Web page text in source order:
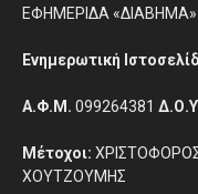
ΕΦΗΜΕΡΙΔΑ «ΔΙΑΒΗΜΑ»
Ενημερωτική
Α.Φ.Μ. 099264381
Μέτοχοι:
ΧΟΥΤΖΟΥΜΗΣ